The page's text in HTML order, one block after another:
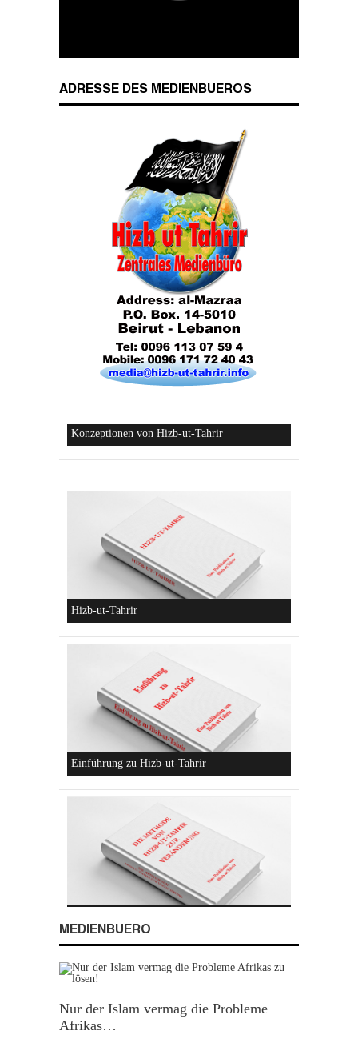
ADRESSE DES MEDIENBUEROS
Die parteiliche Blockbildung
Konzeptionen von Hizb-ut-Tahrir
Das Kalifat
MEDIENBUERO
Nur der Islam vermag die Probleme
Afrikas…